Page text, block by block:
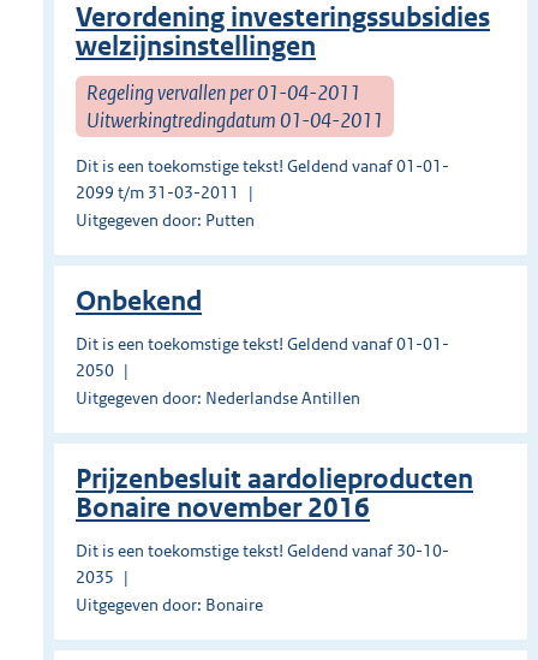
Verordening investeringssubsidies
welzijnsinstellingen
Regeling vervallen per 01-04-2011
Uitwerkingtredingdatum 01-04-2011
Dit is een toekomstige tekst! Geldend vanaf 01-01-
2099 t/m 31-03-2011
Uitgegeven door: Putten
Onbekend
Dit is een toekomstige tekst! Geldend vanaf 01-01-
2050
Uitgegeven door: Nederlandse Antillen
Prĳzenbesluit aardolieproducten
Bonaire november 2016
Dit is een toekomstige tekst! Geldend vanaf 30-10-
2035
Uitgegeven door: Bonaire